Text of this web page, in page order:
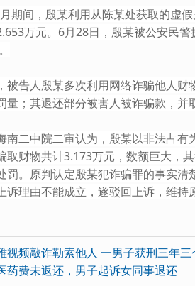
间，殷某利用从陈某处获取的虚假
万元。6月28日，殷某被公安民
告人殷某多次利用网络诈骗他人财
量；其退还部分被害人被诈骗款，并
二中院二审认为，殷某以非法占有
取财物共计3.173万元，数额巨大，
罚。原判认定殷某犯诈骗罪的事实
理由不能成立，遂驳回上诉，维持
视频敲诈勒索他人 一男子获刑三年
药费未返还，男子起诉女同事退还